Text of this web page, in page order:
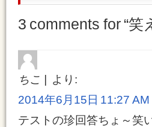
3 comments for “笑
ちこ
より:
2014年6月15日 11:27 AM
テストの珍回答ちょ～笑